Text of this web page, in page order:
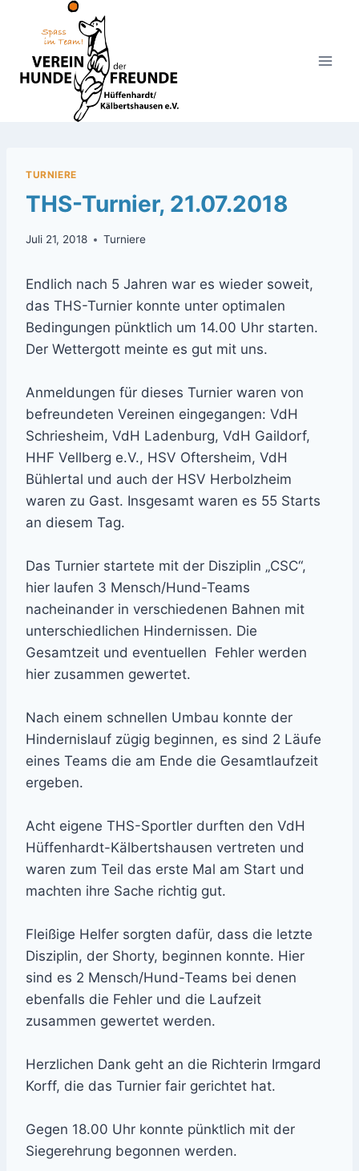
springen
TURNIERE
THS-Turnier, 21.07.2018
Juli 21, 2018 Turniere
Endlich nach 5 Jahren war es wieder soweit,
das THS-Turnier konnte unter optimalen
Bedingungen pünktlich um 14.00 Uhr starten.
Der Wettergott meinte es gut mit uns.
Anmeldungen für dieses Turnier waren von
befreundeten Vereinen eingegangen: VdH
Schriesheim, VdH Ladenburg, VdH Gaildorf,
HHF Vellberg e.V., HSV Oftersheim, VdH
Bühlertal und auch der HSV Herbolzheim
waren zu Gast. Insgesamt waren es 55 Starts
an diesem Tag.
Das Turnier startete mit der Disziplin „CSC“,
hier laufen 3 Mensch/Hund-Teams
nacheinander in verschiedenen Bahnen mit
unterschiedlichen Hindernissen. Die
Gesamtzeit und eventuellen Fehler werden
hier zusammen gewertet.
Nach einem schnellen Umbau konnte der
Hindernislauf zügig beginnen, es sind 2 Läufe
eines Teams die am Ende die Gesamtlaufzeit
ergeben.
Acht eigene THS-Sportler durften den VdH
Hüffenhardt-Kälbertshausen vertreten und
waren zum Teil das erste Mal am Start und
machten ihre Sache richtig gut.
Fleißige Helfer sorgten dafür, dass die letzte
Disziplin, der Shorty, beginnen konnte. Hier
sind es 2 Mensch/Hund-Teams bei denen
ebenfalls die Fehler und die Laufzeit
zusammen gewertet werden.
Herzlichen Dank geht an die Richterin Irmgard
Korff, die das Turnier fair gerichtet hat.
Gegen 18.00 Uhr konnte pünktlich mit der
Siegerehrung begonnen werden.